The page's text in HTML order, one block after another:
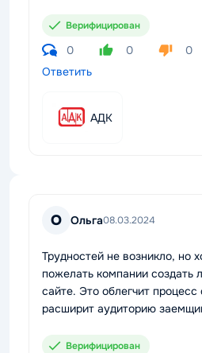
Верифицирован
0 0
0
Ответить
АДК
О Ольга08.03.2024
Трудностей не возникло, но
пожелать компании создать
сайте. Это облегчит
расширит аудиторию
Верифицирован